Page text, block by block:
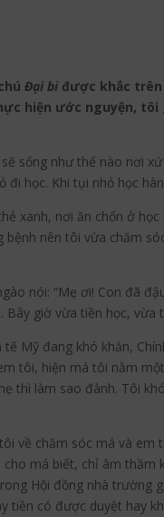
Đại bi được khắc
hiện ước nguyện,
sống như thế nào nơi
học. Khi tụi nhỏ học
xanh, nơi ăn chốn ở
nên tôi vừa chăm
nói: “Mẹ ơi! Con đã
giờ vừa tiền học,
Mỹ đang khó khăn,
tôi, hiện má tôi nằm
thì làm sao đành. Tôi
về chăm sóc má và
má biết, chỉ âm
Hội đồng nhà trường
tiền có được duyệt hay